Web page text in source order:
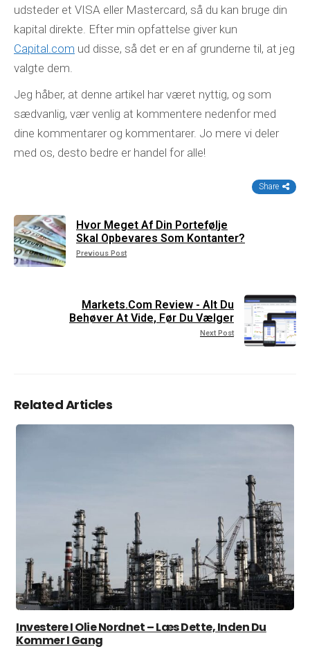
udsteder et VISA eller Mastercard, så du kan bruge din
kapital direkte. Efter min opfattelse giver kun
Capital.com ud disse, så det er en af ​​grunderne til, at jeg
valgte dem.
Jeg håber, at denne artikel har været nyttig, og som
sædvanlig, vær venlig at kommentere nedenfor med
dine kommentarer og kommentarer. Jo mere vi deler
med os, desto bedre er handel for alle!
Share
Hvor Meget Af Din Portefølje
Skal Opbevares Som Kontanter?
Previous Post
Markets.com Review - Alt Du
Behøver At Vide, Før Du Vælger
Next Post
Related Articles
Investere I Olie Nordnet – Læs Dette, Inden Du
Kommer I Gang